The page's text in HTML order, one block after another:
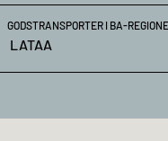
GODSTRANSPORTER I BA-
LATAA